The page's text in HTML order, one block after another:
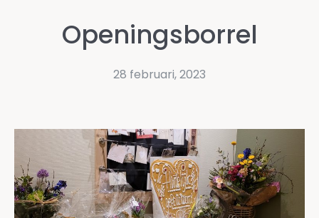
Openingsborrel
28 februari, 2023